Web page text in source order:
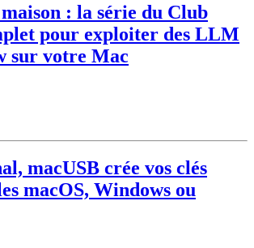
: la série du Club
pour exploiter des LLM
sur votre Mac
macUSB crée vos clés
macOS, Windows ou